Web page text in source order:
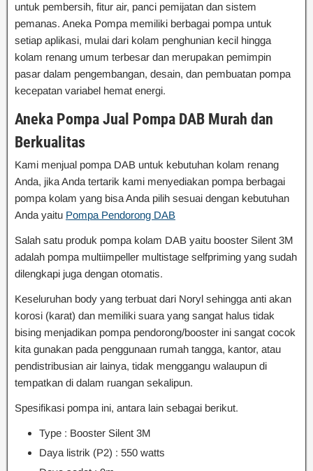
untuk pembersih, fitur air, panci pemijatan dan sistem
pemanas. Aneka Pompa memiliki berbagai pompa untuk
setiap aplikasi, mulai dari kolam penghunian kecil hingga
kolam renang umum terbesar dan merupakan pemimpin
pasar dalam pengembangan, desain, dan pembuatan pompa
kecepatan variabel hemat energi.
Aneka Pompa Jual Pompa DAB Murah dan
Berkualitas
Kami menjual pompa DAB untuk kebutuhan kolam renang
Anda, jika Anda tertarik kami menyediakan pompa berbagai
pompa kolam yang bisa Anda pilih sesuai dengan kebutuhan
Anda yaitu Pompa Pendorong DAB
Salah satu produk pompa kolam DAB yaitu booster Silent 3M
adalah pompa multiimpeller multistage selfpriming yang sudah
dilengkapi juga dengan otomatis.
Keseluruhan body yang terbuat dari Noryl sehingga anti akan
korosi (karat) dan memiliki suara yang sangat halus tidak
bising menjadikan pompa pendorong/booster ini sangat cocok
kita gunakan pada penggunaan rumah tangga, kantor, atau
pendistribusian air lainya, tidak menggangu walaupun di
tempatkan di dalam ruangan sekalipun.
Spesifikasi pompa ini, antara lain sebagai berikut.
Type : Booster Silent 3M
Daya listrik (P2) : 550 watts